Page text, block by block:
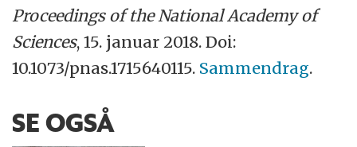
Proceedings of the National Academy of
Sciences, 15. januar 2018. Doi:
10.1073/pnas.1715640115. Sammendrag.
SE OGSÅ